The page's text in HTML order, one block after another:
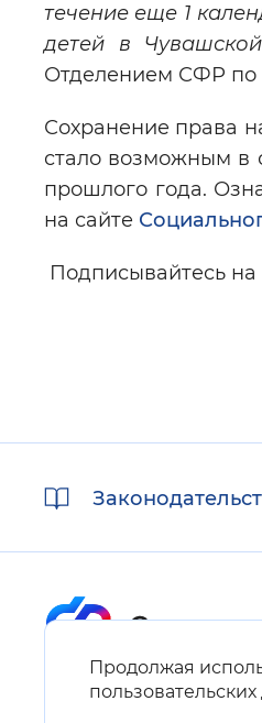
течение еще 1
детей в
Отделением СФР
Сохранение права
стало возможным в
прошлого года.
на сайте
Подписывайтесь на
Продолжая
ссылки
Карта сайта